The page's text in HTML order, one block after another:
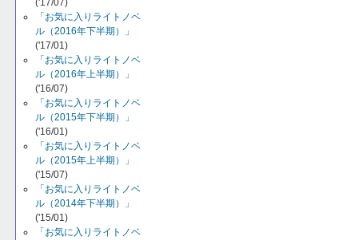
('17/07)
「お気に入りライトノベ
ル（2016年下半期）」
('17/01)
「お気に入りライトノベ
ル（2016年上半期）」
('16/07)
「お気に入りライトノベ
ル（2015年下半期）」
('16/01)
「お気に入りライトノベ
ル（2015年上半期）」
('15/07)
「お気に入りライトノベ
ル（2014年下半期）」
('15/01)
「お気に入りライトノベ